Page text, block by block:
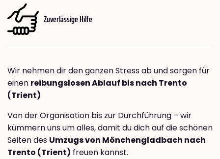
Zuverlässige Hilfe
Wir nehmen dir den ganzen Stress ab und sorgen für
einen reibungslosen Ablauf bis nach Trento
(Trient)
Von der Organisation bis zur Durchführung – wir
kümmern uns um alles, damit du dich auf die schönen
Seiten des Umzugs von Mönchengladbach nach
Trento (Trient) freuen kannst.